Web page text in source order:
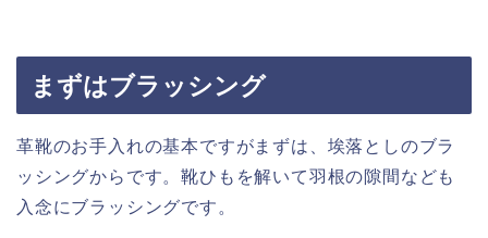
まずはブラッシング
革靴のお手入れの基本ですがまずは、埃落としのブラ
ッシングからです。靴ひもを解いて羽根の隙間なども
入念にブラッシングです。